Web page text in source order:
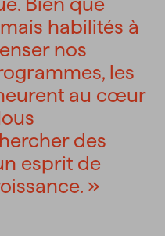
habilités à
nos
les
au cœur
des
esprit de
»